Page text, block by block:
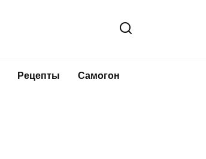
Рецепты Самогон